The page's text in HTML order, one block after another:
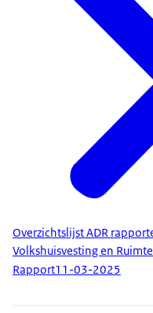
Overzichtslijst ADR
Volkshuisvesting en
Rapport11-03-2025